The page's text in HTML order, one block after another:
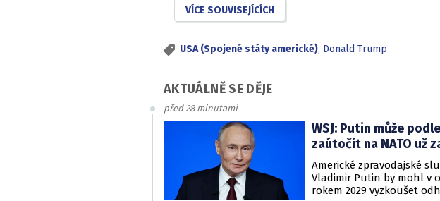
VÍCE SOUVISEJÍCÍCH
USA (Spojené státy americké), Donald Trump
AKTUÁLNĚ SE DĚJE
před 28 minutami
WSJ: Putin může
zaútočit na NATO už
Americké zpravodajské
Vladimir Putin by mohl v
rokem 2029 vyzkoušet